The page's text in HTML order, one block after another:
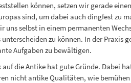
können, setzen wir gerade
sind, um dabei auch dingfest zu
uns selbst in einem permanenten
unterscheiden zu können. In der Praxis
Aufgaben zu bewältigen.
auf die Antike hat gute Gründe. Dabei
nicht antike Qualitäten, wie